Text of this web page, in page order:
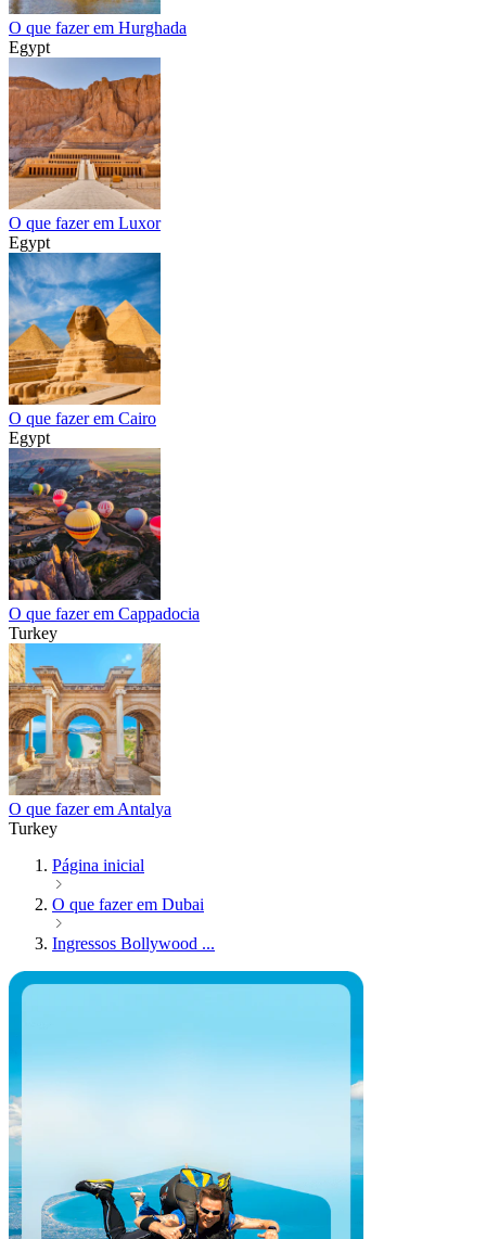
O que fazer em Hurghada
Egypt
O que fazer em Luxor
Egypt
O que fazer em Cairo
Egypt
O que fazer em Cappadocia
Turkey
O que fazer em Antalya
Turkey
Página inicial
O que fazer em Dubai
Ingressos Bollywood ...